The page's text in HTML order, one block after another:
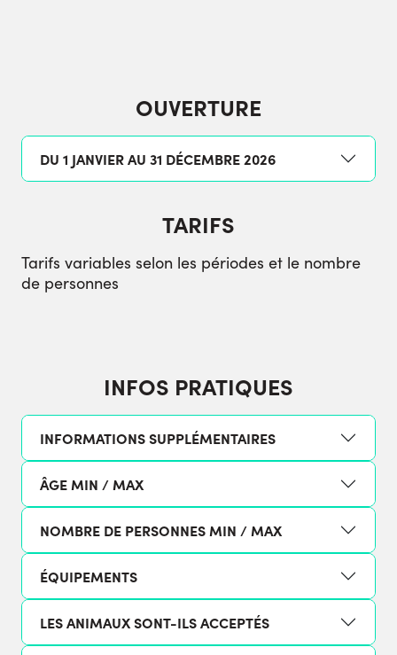
OUVERTURE
DU 1 JANVIER AU 31 DÉCEMBRE 2026
TARIFS
Tarifs variables selon les périodes et le nombre
de personnes
INFOS PRATIQUES
INFORMATIONS SUPPLÉMENTAIRES
ÂGE MIN / MAX
NOMBRE DE PERSONNES MIN / MAX
ÉQUIPEMENTS
LES ANIMAUX SONT-ILS ACCEPTÉS